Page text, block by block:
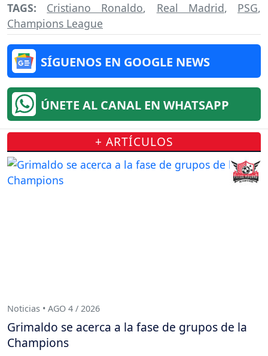
TAGS: Cristiano Ronaldo, Real Madrid, PSG,
Champions League
SÍGUENOS EN GOOGLE NEWS
ÚNETE AL CANAL EN WHATSAPP
+ ARTÍCULOS
Noticias • AGO 4 / 2026
Grimaldo se acerca a la fase de grupos de la
Champions